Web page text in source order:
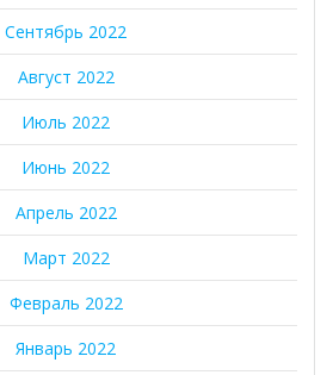
Сентябрь 2022
Август 2022
Июль 2022
Июнь 2022
Апрель 2022
Март 2022
Февраль 2022
Январь 2022